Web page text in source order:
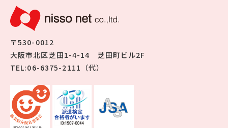
〒530-0012
大阪市北区芝田1-4-14 芝田町ビル2F
TEL:06-6375-2111（代）